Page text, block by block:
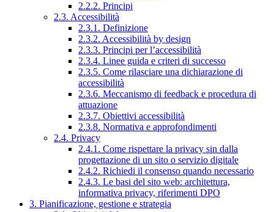
2.2.2. Principi
2.3. Accessibilità
2.3.1. Definizione
2.3.2. Accessibilità by design
2.3.3. Principi per l’accessibilità
2.3.4. Linee guida e criteri di successo
2.3.5. Come rilasciare una dichiarazione di
accessibilità
2.3.6. Meccanismo di feedback e procedura di
attuazione
2.3.7. Obiettivi accessibilità
2.3.8. Normativa e approfondimenti
2.4. Privacy
2.4.1. Come rispettare la privacy sin dalla
progettazione di un sito o servizio digitale
2.4.2. Richiedi il consenso quando necessario
2.4.3. Le basi del sito web: architettura,
informativa privacy, riferimenti DPO
3. Pianificazione, gestione e strategia